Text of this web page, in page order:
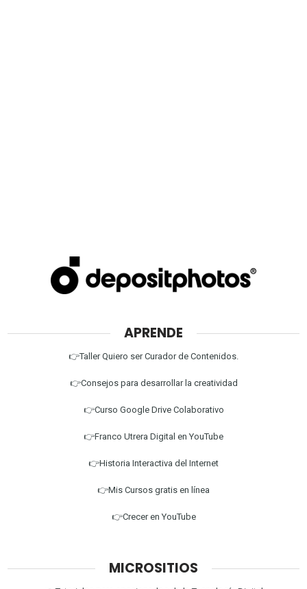
APRENDE
👉Taller Quiero ser Curador de Contenidos.
👉Consejos para desarrollar la creatividad
👉Curso Google Drive Colaborativo
👉Franco Utrera Digital en YouTube
👉Historia Interactiva del Internet
👉Mis Cursos gratis en línea
👉Crecer en YouTube
MICROSITIOS